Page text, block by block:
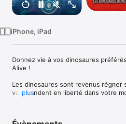
iPhone, iPad
Donnez vie à vos dinosaures
Alive !
Les dinosaures sont revenus régner
vagabondent en liberté dans votre
impressionnantes et terrifiantes que
plus